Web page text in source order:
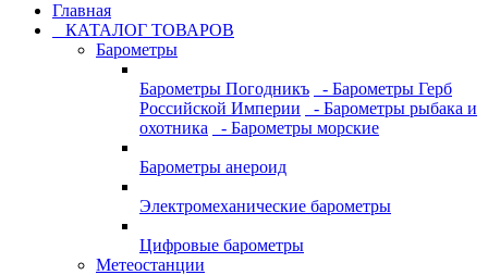
Главная
КАТАЛОГ ТОВАРОВ
Барометры
Барометры Погодникъ
- Барометры Герб
Российской Империи
- Барометры рыбака и
охотника
- Барометры морские
Барометры анероид
Электромеханические барометры
Цифровые барометры
Метеостанции